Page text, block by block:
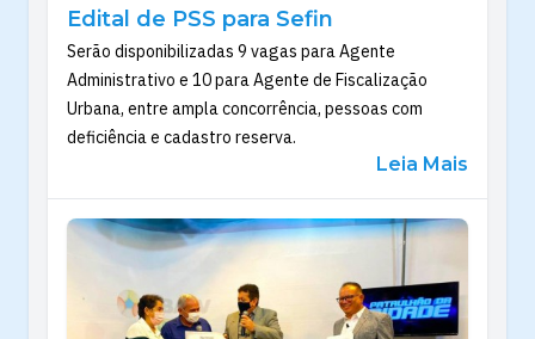
Edital de PSS para Sefin
Serão disponibilizadas 9 vagas para Agente
Administrativo e 10 para Agente de Fiscalização
Urbana, entre ampla concorrência, pessoas com
deficiência e cadastro reserva.
Leia Mais